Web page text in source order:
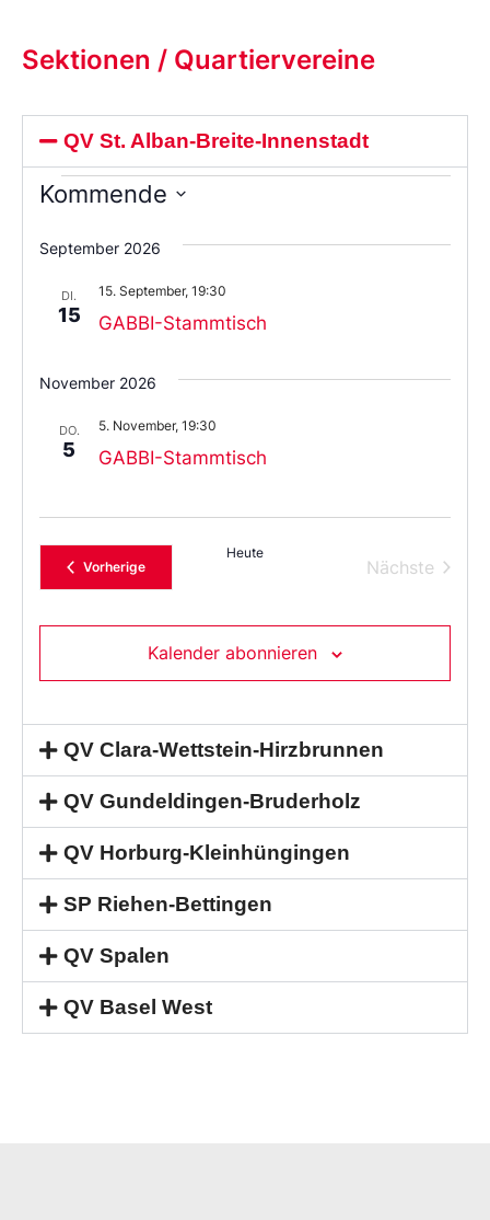
Sektionen / Quartiervereine
QV St. Alban-Breite-Innenstadt
Kommende
Sie
das
aus.
September 2026
DI.
15 GABBI-Stammtisch
15. September, 19:30
November 2026
DO.
5 GABBI-Stammtisch
5. November, 19:30
VorherigeVeranstaltungen
Heute
Nächste
Kalender abonnieren
QV Clara-Wettstein-Hirzbrunnen
QV Gundeldingen-Bruderholz
QV Horburg-Kleinhüngingen
SP Riehen-Bettingen
QV Spalen
QV Basel West